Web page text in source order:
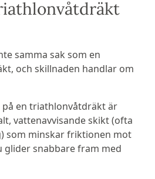
samma sak som en
och skillnaden handlar om
på en triathlonvåtdräkt är
vattenavvisande skikt (ofta
som minskar friktionen mot
snabbare fram med